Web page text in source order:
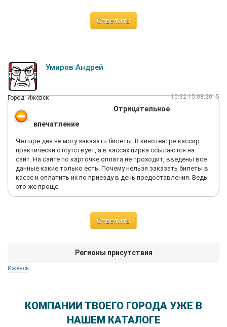
Ответить
Умиров Андрей
Город: Ижевск 10:32 15.08.2015
Отрицательное
впечатление
Четыре дня не могу заказать билеты. В кинотеатре кассир
практически отсутствует, а в кассах цирка ссылаются на
сайт. На сайте по карточке оплата не проходит, введены все
данные какие только есть. Почему нельзя заказать билеты в
кассе и оплатить их по приезду в день предоставления. Ведь
это же проще.
Ответить
Регионы присутствия
Ижевск
КОМПАНИИ ТВОЕГО ГОРОДА УЖЕ В
НАШЕМ КАТАЛОГЕ